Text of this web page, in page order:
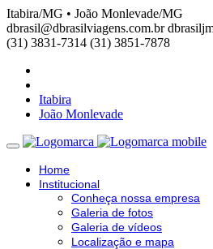
Itabira/MG • João Monlevade/MG
dbrasil@dbrasilviagens.com.br
(31) 3831-7314 (31) 3851-7878
Itabira
João Monlevade
Home
Institucional
Conheça nossa empresa
Galeria de fotos
Galeria de vídeos
Localização e mapa